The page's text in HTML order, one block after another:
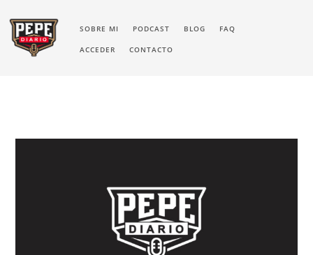
SOBRE MI PODCAST BLOG FAQ
ACCEDER CONTACTO